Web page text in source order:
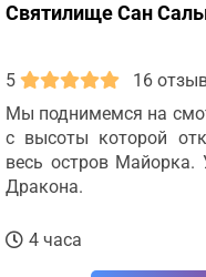
Святилище Сан
5
16
Мы поднимемся на
с высоты которой
весь остров
Дракона.
4 часа